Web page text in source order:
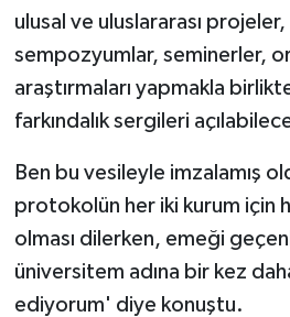
ulusal ve uluslararası
sempozyumlar, seminerler,
araştırmaları yapmakla
farkındalık sergileri
Ben bu vesileyle imzalamış
protokolün her iki kurum için
olması dilerken, emeği
üniversitem adına bir kez
ediyorum' diye konuştu.